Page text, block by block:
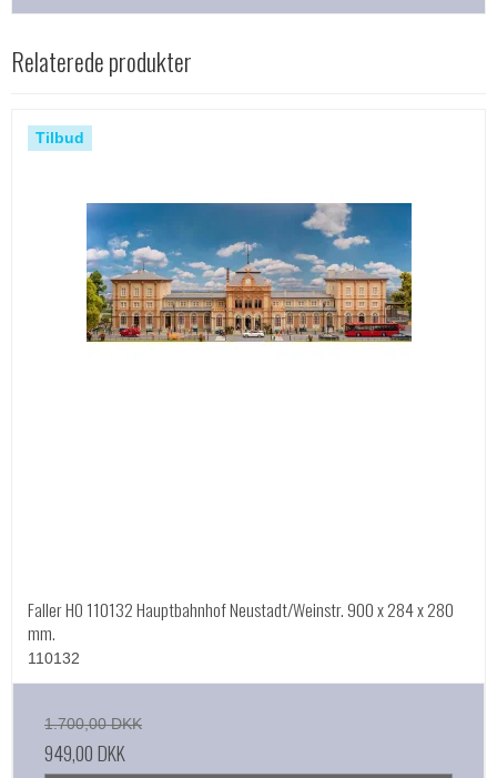
Relaterede produkter
Tilbud
Faller HO 110132 Hauptbahnhof Neustadt/Weinstr. 900 x 284 x 280
mm.
110132
1.700,00 DKK
949,00 DKK